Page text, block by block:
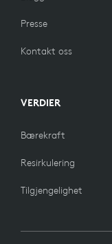
Presse
Kontakt oss
VERDIER
Bærekraft
Resirkulering
Tilgjengelighet